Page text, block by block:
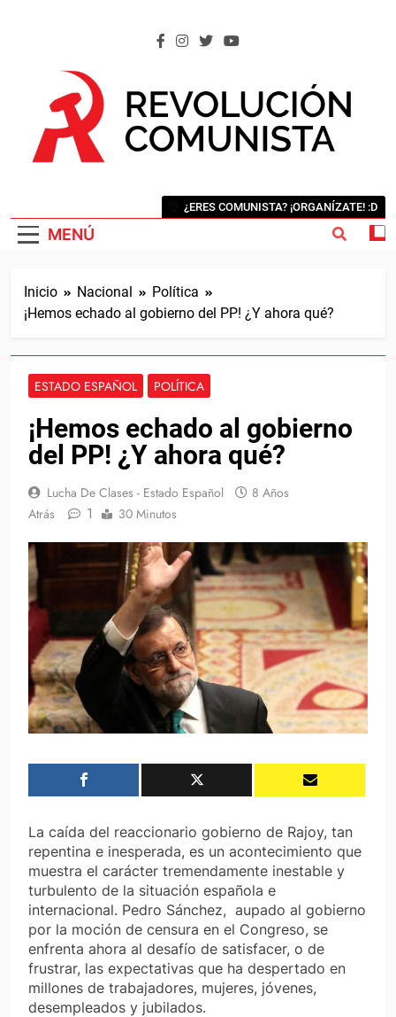
MENÚ
¿ERES COMUNISTA? ¡ORGANÍZATE! :D
Inicio Nacional
Política
¡Hemos echado al gobierno del PP! ¿Y ahora qué?
ESTADO ESPAÑOL POLÍTICA
¡Hemos echado al gobierno
del PP! ¿Y ahora qué?
Lucha De Clases - Estado Español
8 Años
Atrás
1 30 Minutos
La caída del reaccionario gobierno de Rajoy, tan
repentina e inesperada, es un acontecimiento que
muestra el carácter tremendamente inestable y
turbulento de la situación española e
internacional. Pedro Sánchez, aupado al gobierno
por la moción de censura en el Congreso, se
enfrenta ahora al desafío de satisfacer, o de
frustrar, las expectativas que ha despertado en
millones de trabajadores, mujeres, jóvenes,
desempleados y jubilados.